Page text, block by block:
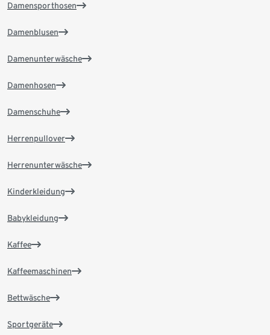
Damensporthosen
Damenblusen
Damenunterwäsche
Damenhosen
Damenschuhe
Herrenpullover
Herrenunterwäsche
Kinderkleidung
Babykleidung
Kaffee
Kaffeemaschinen
Bettwäsche
Sportgeräte